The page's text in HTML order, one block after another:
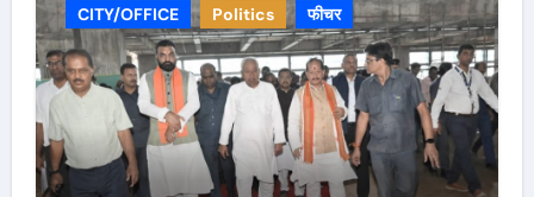
CITY/OFFICE Politics फीचर